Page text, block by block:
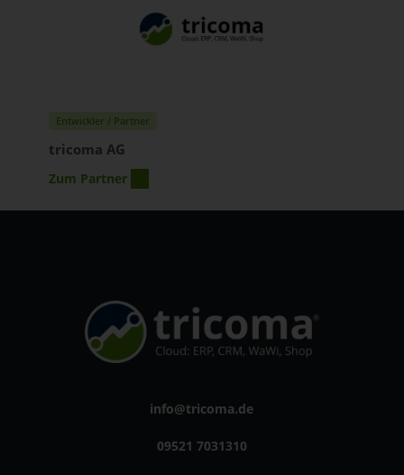
Entwickler / Partner
tricoma AG
Zum Partner
info@tricoma.de
09521 7031310